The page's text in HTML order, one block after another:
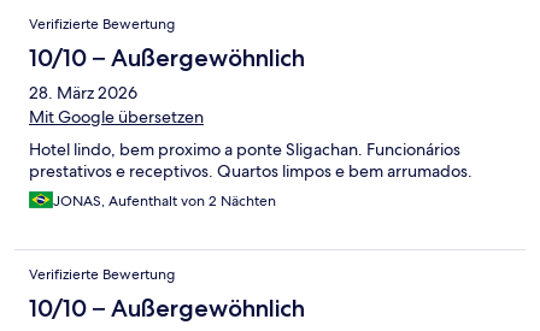
Verifizierte Bewertung
10/10 – Außergewöhnlich
28. März 2026
Mit Google übersetzen
Hotel lindo, bem proximo a ponte Sligachan. Funcionários
prestativos e receptivos. Quartos limpos e bem arrumados.
JONAS, Aufenthalt von 2 Nächten
Verifizierte Bewertung
10/10 – Außergewöhnlich